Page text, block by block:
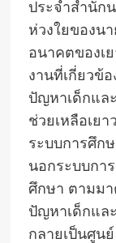
ประจำสำนัก
ห่วงใยของน
อนาคตของเ
งานที่เกี่ยวข้
ปัญหาเด็กแล
ช่วยเหลือเย
ระบบการศึก
นอกระบบกา
ศึกษา ตามมา
ปัญหาเด็กแล
กลายเป็นศูนย์